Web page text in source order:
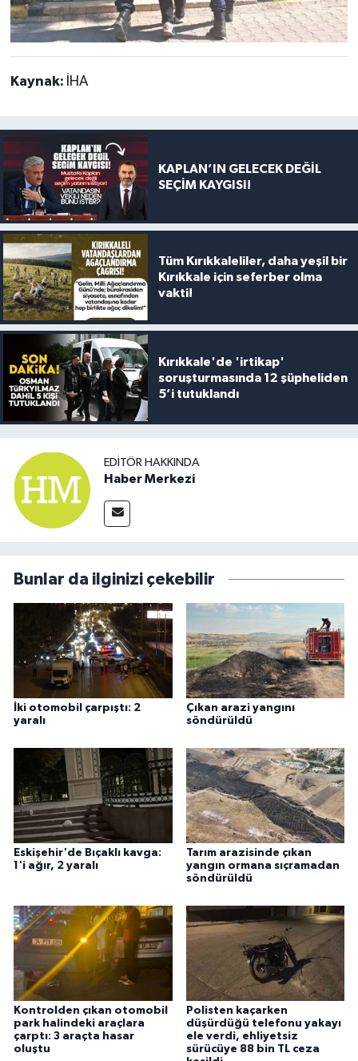
Kaynak: İHA
KAPLAN’IN GELECEK DEĞİL
SEÇİM KAYGISI!
Tüm Kırıkkaleliler, daha yeşil bir
Kırıkkale için seferber olma
vakti!
Kırıkkale'de 'irtikap'
soruşturmasında 12 şüpheliden
5’i tutuklandı
EDITÖR HAKKINDA
Haber Merkezi
Bunlar da ilginizi çekebilir
İki otomobil çarpıştı: 2
yaralı
Çıkan arazi yangını
söndürüldü
Eskişehir'de Bıçaklı kavga:
1'i ağır, 2 yaralı
Tarım arazisinde çıkan
yangın ormana sıçramadan
söndürüldü
Kontrolden çıkan otomobil
park halindeki araçlara
çarptı: 3 araçta hasar
oluştu
Polisten kaçarken
düşürdüğü telefonu yakayı
ele verdi, ehliyetsiz
sürücüye 88 bin TL ceza